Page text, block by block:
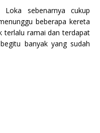
sebenarnya cukup
beberapa kereta
terlalu ramai dan terdapat
banyak yang sudah